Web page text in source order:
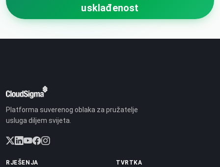
usklađenost
Platforma suverenog oblaka za pružatelje
usluga diljem svijeta.
RJEŠENJA TVRTKA